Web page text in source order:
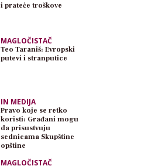
i prateće troškove
MAGLOČISTAČ
Teo Taraniš: Evropski
putevi i stranputice
IN MEDIJA
Pravo koje se retko
koristi: Građani mogu
da prisustvuju
sednicama Skupštine
opštine
MAGLOČISTAČ